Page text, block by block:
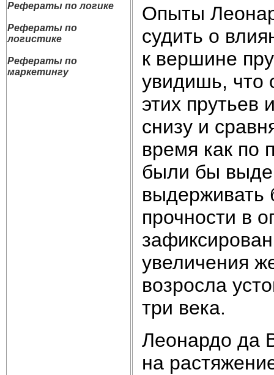
Рефераты по логике
Рефераты по
логистике
Рефераты по
маркетингу
Опыты
судить о
к вершине
увидишь, что
этих прутьев
снизу и
время как по
были бы
выдерживать
прочности в
увеличения
возросла
три века.
Леонардо да
на